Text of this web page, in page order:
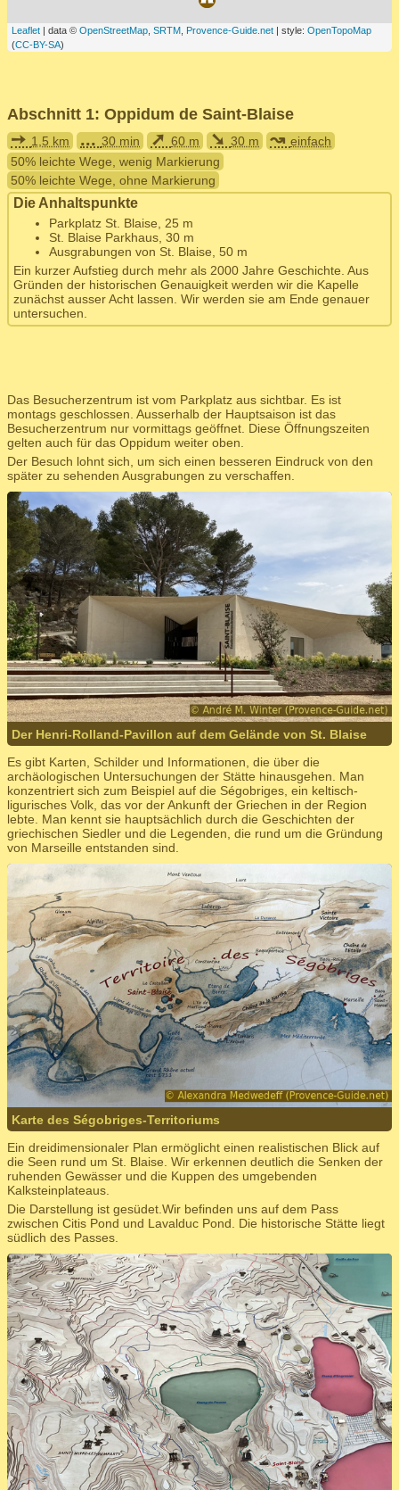
Leaflet | data © OpenStreetMap SRTM Provence-Guide.net | style: OpenTopoMap
(CC-BY-SA)
Abschnitt 1: Oppidum de Saint-Blaise
➙ 1,5 km ... 30 min ➚ 60 m ➘ 30 m ↝ einfach
50% leichte Wege, wenig Markierung
50% leichte Wege, ohne Markierung
Die Anhaltspunkte
Parkplatz St. Blaise, 25 m
St. Blaise Parkhaus, 30 m
Ausgrabungen von St. Blaise, 50 m
Ein kurzer Aufstieg durch mehr als 2000 Jahre Geschichte. Aus
Gründen der historischen Genauigkeit werden wir die Kapelle
zunächst ausser Acht lassen. Wir werden sie am Ende genauer
untersuchen.
Das Besucherzentrum ist vom Parkplatz aus sichtbar. Es ist
montags geschlossen. Ausserhalb der Hauptsaison ist das
Besucherzentrum nur vormittags geöffnet. Diese Öffnungszeiten
gelten auch für das Oppidum weiter oben.
Der Besuch lohnt sich, um sich einen besseren Eindruck von den
später zu sehenden Ausgrabungen zu verschaffen.
Der Henri-Rolland-Pavillon auf dem Gelände von St. Blaise
Es gibt Karten, Schilder und Informationen, die über die
archäologischen Untersuchungen der Stätte hinausgehen. Man
konzentriert sich zum Beispiel auf die Ségobriges, ein keltisch-
ligurisches Volk, das vor der Ankunft der Griechen in der Region
lebte. Man kennt sie hauptsächlich durch die Geschichten der
griechischen Siedler und die Legenden, die rund um die Gründung
von Marseille entstanden sind.
Karte des Ségobriges-Territoriums
Ein dreidimensionaler Plan ermöglicht einen realistischen Blick auf
die Seen rund um St. Blaise. Wir erkennen deutlich die Senken der
ruhenden Gewässer und die Kuppen des umgebenden
Kalksteinplateaus.
Die Darstellung ist gesüdet.Wir befinden uns auf dem Pass
zwischen Citis Pond und Lavalduc Pond. Die historische Stätte liegt
südlich des Passes.